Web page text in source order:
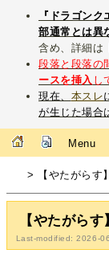
『ドラゴン
部通常とは異
含め、詳細は
段落と段落の
ースを挿入 し
現在、 本スレ
が生じた場合
Menu
> 【やたがらす】
【やたがらす】
Last-modified: 2026-